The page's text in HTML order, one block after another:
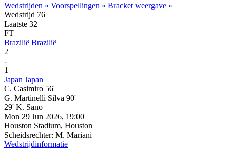
Wedstrijden » Voorspellingen » Bracket weergave »
Wedstrijd 76
Laatste 32
FT
Brazilië Brazilië
2
-
1
Japan Japan
C. Casimiro 56'
G. Martinelli Silva 90'
29' K. Sano
Mon 29 Jun 2026, 19:00
Houston Stadium, Houston
Scheidsrechter: M. Mariani
Wedstrijdinformatie